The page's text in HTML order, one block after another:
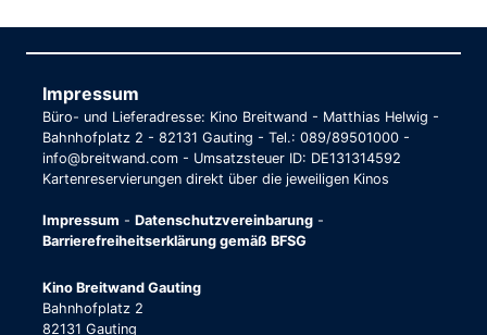
Impressum
Büro- und Lieferadresse: Kino Breitwand - Matthias Helwig -
Bahnhofplatz 2 - 82131 Gauting - Tel.: 089/89501000 -
info@breitwand.com - Umsatzsteuer ID: DE131314592
Kartenreservierungen direkt über die jeweiligen Kinos
Impressum - Datenschutzvereinbarung -
Barrierefreiheitserklärung gemäß BFSG
Kino Breitwand Gauting
Bahnhofplatz 2
82131 Gauting